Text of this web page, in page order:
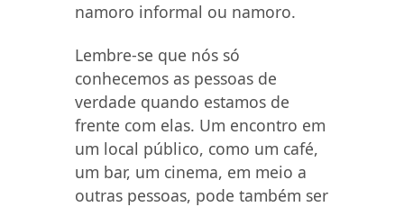
namoro informal ou namoro.
Lembre-se que nós só
conhecemos as pessoas de
verdade quando estamos de
frente com elas. Um encontro em
um local público, como um café,
um bar, um cinema, em meio a
outras pessoas, pode também ser